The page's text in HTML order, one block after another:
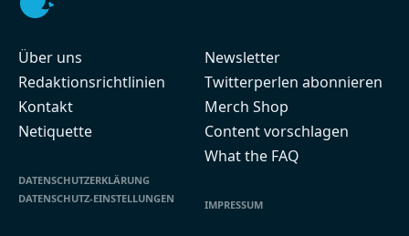
Über uns
Redaktionsrichtlinien
Kontakt
Netiquette
DATENSCHUTZERKLÄRUNG
DATENSCHUTZ-EINSTELLUNGEN
Newsletter
Twitterperlen abonnieren
Merch Shop
Content vorschlagen
What the FAQ
IMPRESSUM